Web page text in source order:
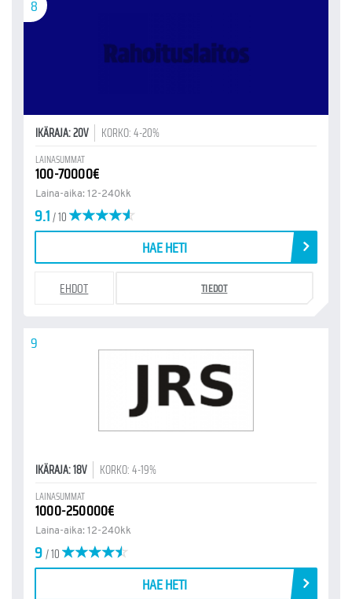
8
IKÄRAJA: 20V KORKO: 4-20%
LAINASUMMAT
100-70000€
Laina-aika: 12-240kk
9.1/ 10
HAE HETI
EHDOT TIEDOT
9
IKÄRAJA: 18V KORKO: 4-19%
LAINASUMMAT
1000-250000€
Laina-aika: 12-240kk
9/ 10
HAE HETI